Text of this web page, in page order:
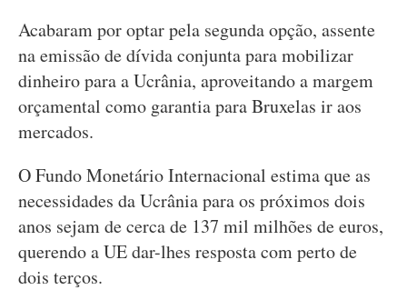
Acabaram por optar pela segunda opção, assente
na emissão de dívida conjunta para mobilizar
dinheiro para a Ucrânia, aproveitando a margem
orçamental como garantia para Bruxelas ir aos
mercados.
O Fundo Monetário Internacional estima que as
necessidades da Ucrânia para os próximos dois
anos sejam de cerca de 137 mil milhões de euros,
querendo a UE dar-lhes resposta com perto de
dois terços.